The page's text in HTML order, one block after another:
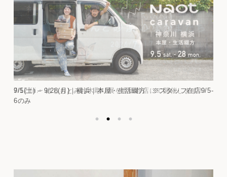
9/5(土) – 9/28(月)｜横浜｜本屋・生活綴方 ※スタッフ在店9/5-
6のみ